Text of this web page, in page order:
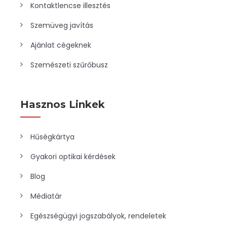
Kontaktlencse illesztés
Szemüveg javítás
Ajánlat cégeknek
Szemészeti szűrőbusz
Hasznos Linkek
Hűségkártya
Gyakori optikai kérdések
Blog
Médiatár
Egészségügyi jogszabályok, rendeletek